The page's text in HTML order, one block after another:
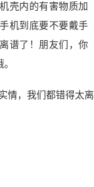
壳内的有害物质加
机到底要不要戴手
谱了！朋友们，你